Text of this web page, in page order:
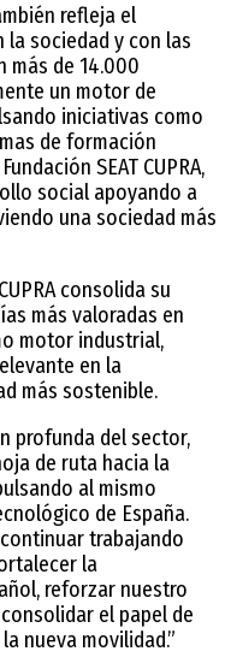
refleja el
la sociedad y con las
más de 14.000
un motor de
iniciativas como
de formación
SEAT CUPRA,
social apoyando a
una sociedad más
consolida su
más valoradas en
motor industrial,
en la
más sostenible.
profunda del sector,
de ruta hacia la
al mismo
de España.
trabajando
la
reforzar nuestro
el papel de
nueva movilidad.”